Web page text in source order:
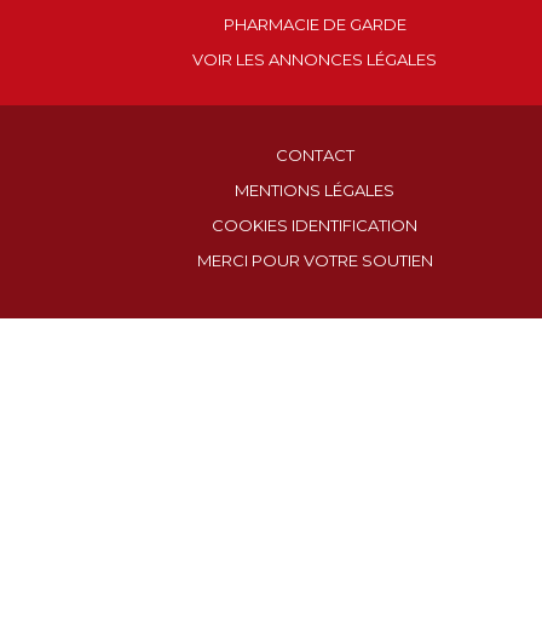
PHARMACIE DE GARDE
VOIR LES ANNONCES LÉGALES
CONTACT
MENTIONS LÉGALES
COOKIES IDENTIFICATION
MERCI POUR VOTRE SOUTIEN